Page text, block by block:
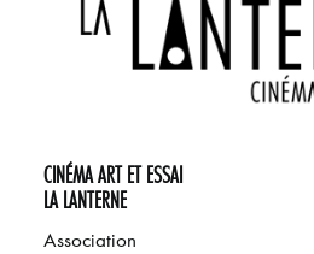
CINÉMA ART ET ESSAI
LA LANTERNE
Association